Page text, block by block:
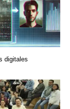
digitales